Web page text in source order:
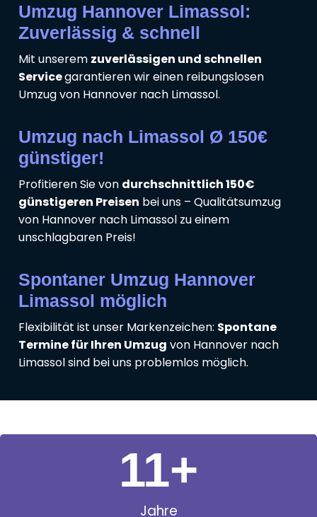
Umzug Hannover Limassol:
Zuverlässig & schnell
Mit unserem zuverlässigen und schnellen
Servicegarantieren wir einen reibungslosen
Umzug von Hannover nach Limassol.
Umzug nach Limassol Ø 150€
günstiger!
Profitieren Sie von durchschnittlich 150€
günstigeren Preisen bei uns – Qualitätsumzug
von Hannover nach Limassol zu einem
unschlagbaren Preis!
Spontaner Umzug Hannover
Limassol möglich
Flexibilität ist unser Markenzeichen: Spontane
Termine für Ihren Umzug von Hannover nach
Limassol sind bei uns problemlos möglich.
Jahre
11+